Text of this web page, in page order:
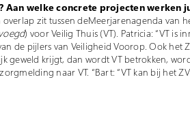
Aan welke concrete projecten werken
zit tussen deMeerjarenagenda van
) voor Veilig Thuis (VT). Patricia: “VT is
de pijlers van Veiligheid Voorop. Ook het
geweld krijgt, dan wordt VT betrokken,
naar VT. “Bart: “VT kan bij het